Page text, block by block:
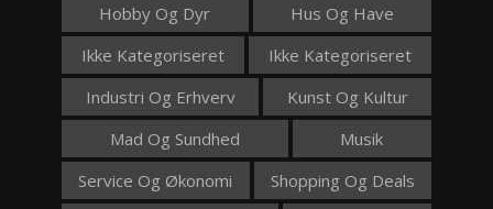
Hobby Og Dyr
Hus Og Have
Ikke Kategoriseret
Ikke Kategoriseret
Industri Og Erhverv
Kunst Og Kultur
Mad Og Sundhed
Musik
Service Og Økonomi
Shopping Og Deals